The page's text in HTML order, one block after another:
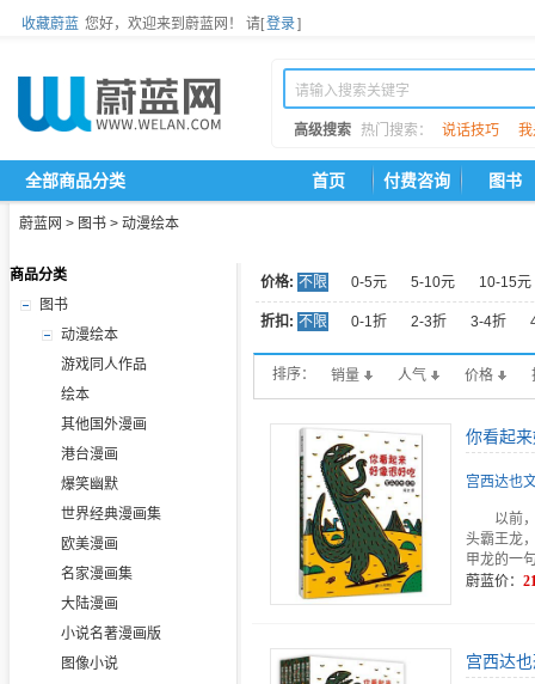
收藏蔚蓝 您好，欢迎来到蔚蓝网！ 请[登录]
高级搜索 热门搜索： 说话技巧
全部商品分类 首页 付费咨询 图书
蔚蓝网 > 图书 > 动漫绘本
商品分类
图书
动漫绘本
游戏同人作品
绘本
其他国外漫画
港台漫画
爆笑幽默
世界经典漫画集
欧美漫画
名家漫画集
大陆漫画
小说名著漫画版
图像小说
价格: 不限 0-5元 5-10元 10-15元
折扣: 不限 0-1折 2-3折 3-4折
排序： 销量 人气 价格
你看起
宫西达也
以前
头霸王龙
甲龙的一
蔚蓝价：
宫西达